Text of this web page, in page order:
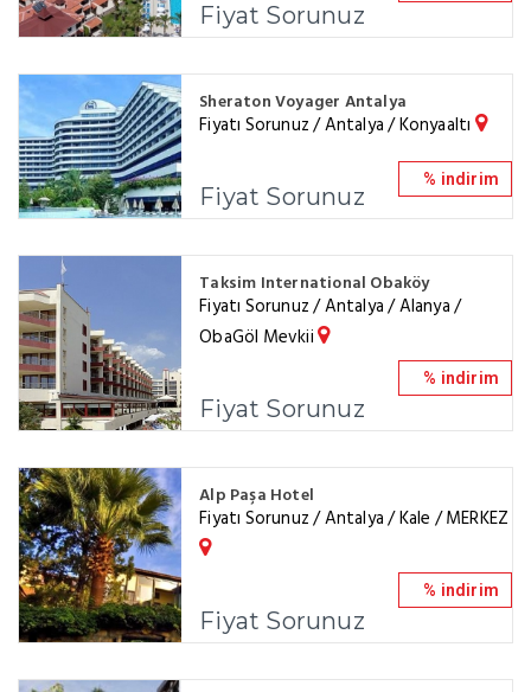
Fiyat Sorunuz
Sheraton Voyager Antalya
Fiyatı Sorunuz / Antalya / Konyaaltı
Fiyat Sorunuz
% indirim
Taksim International Obaköy
Fiyatı Sorunuz / Antalya / Alanya /
ObaGöl Mevkii
Fiyat Sorunuz
% indirim
Alp Paşa Hotel
Fiyatı Sorunuz / Antalya / Kale / MERKEZ
Fiyat Sorunuz
% indirim